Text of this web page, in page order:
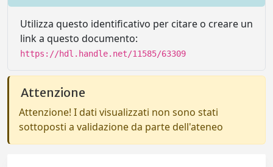
Utilizza questo identificativo per citare o creare un
link a questo documento:
https://hdl.handle.net/11585/63309
Attenzione
Attenzione! I dati visualizzati non sono stati
sottoposti a validazione da parte dell'ateneo